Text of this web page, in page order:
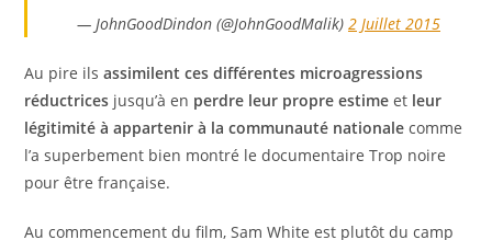
— JohnGoodDindon (@JohnGoodMalik) 2 Juillet 2015
Au pire ilsassimilent ces différentes microagressions
réductrices jusqu’à en perdre leur propre estime et leur
légitimité à appartenir à la communauté nationale comme
l’a superbement bien montré le documentaire Trop noire
pour être française.
Au commencement du film, Sam White est plutôt du camp